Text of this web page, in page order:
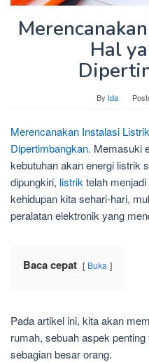
Hal
By Ida
Merencanakan Instalasi
Dipertimbangkan. Memasuki
kebutuhan akan energi listrik
dipungkiri, listrik telah
kehidupan kita sehari-hari,
peralatan elektronik yang
Baca cepat Buka
Pada artikel ini, kita akan
rumah, sebuah aspek
sebagian besar orang.